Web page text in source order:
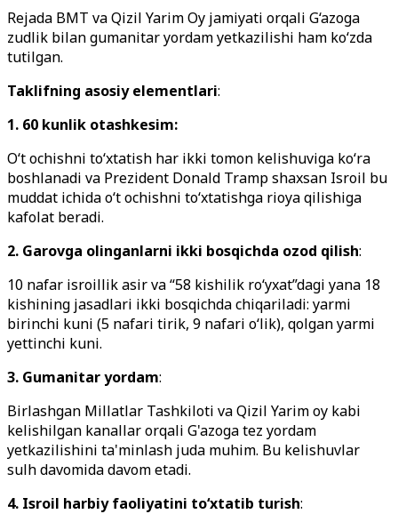
Rejada BMT va Qizil Yarim Oy jamiyati orqali G‘azoga
zudlik bilan gumanitar yordam yetkazilishi ham ko‘zda
tutilgan.
Taklifning asosiy elementlari:
1. 60 kunlik otashkesim:
O‘t ochishni to‘xtatish har ikki tomon kelishuviga ko‘ra
boshlanadi va Prezident Donald Tramp shaxsan Isroil bu
muddat ichida o‘t ochishni to‘xtatishga rioya qilishiga
kafolat beradi.
2. Garovga olinganlarni ikki bosqichda ozod qilish:
10 nafar isroillik asir va “58 kishilik ro‘yxat”dagi yana 18
kishining jasadlari ikki bosqichda chiqariladi: yarmi
birinchi kuni (5 nafari tirik, 9 nafari o‘lik), qolgan yarmi
yettinchi kuni.
3. Gumanitar yordam:
Birlashgan Millatlar Tashkiloti va Qizil Yarim oy kabi
kelishilgan kanallar orqali G'azoga tez yordam
yetkazilishini ta'minlash juda muhim. Bu kelishuvlar
sulh davomida davom etadi.
4. Isroil harbiy faoliyatini to‘xtatib turish: